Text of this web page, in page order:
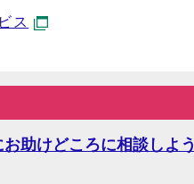
ス
助けどころに相談しよう